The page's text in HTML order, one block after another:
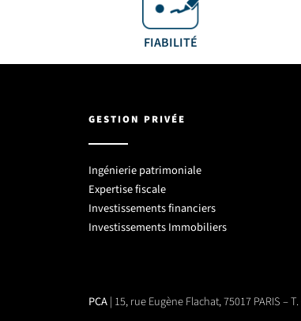
FIABILITÉ
GESTION PRIVÉE
Ingénierie patrimoniale
Expertise fiscale
Investissements financiers
Investissements Immobiliers
PCA| 15, rue Eugène Flachat, 75017 PARIS –